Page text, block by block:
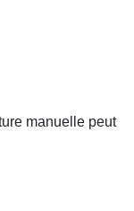
manuelle peut